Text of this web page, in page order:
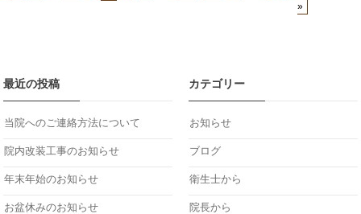
»
最近の投稿
当院へのご連絡方法について
院内改装工事のお知らせ
年末年始のお知らせ
お盆休みのお知らせ
カテゴリー
お知らせ
ブログ
衛生士から
院長から